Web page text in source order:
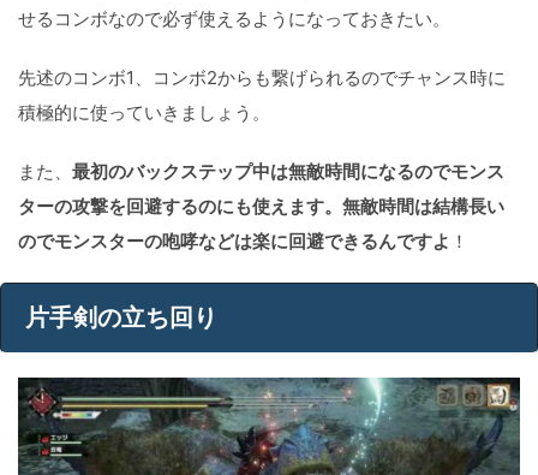
せるコンボなので必ず使えるようになっておきたい。
先述のコンボ1、コンボ2からも繋げられるのでチャンス時に
積極的に使っていきましょう。
また、 最初のバックステップ中は無敵時間になるのでモンス
ターの攻撃を回避するのにも使えます。無敵時間は結構長い
のでモンスターの咆哮などは楽に回避できるんですよ ！
片手剣の立ち回り